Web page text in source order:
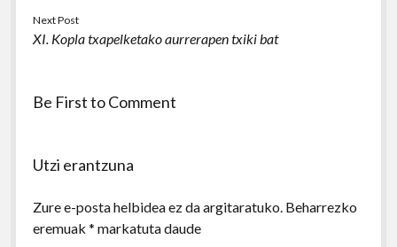
Next Post
XI. Kopla txapelketako aurrerapen txiki bat
Be First to Comment
Utzi erantzuna
Zure e-posta helbidea ez da argitaratuko. Beharrezko
eremuak * markatuta daude